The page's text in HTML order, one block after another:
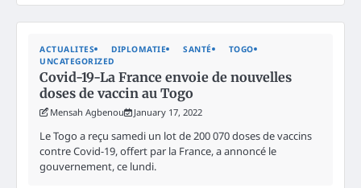
ACTUALITES DIPLOMATIE SANTÉ
TOGO
UNCATEGORIZED
Covid-19-La France envoie de nouvelles
doses de vaccin au Togo
Mensah Agbenou January 17, 2022
Le Togo a reçu samedi un lot de 200 070 doses de vaccins
contre Covid-19, offert par la France, a annoncé le
gouvernement, ce lundi.